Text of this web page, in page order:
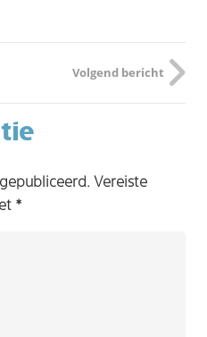
Volgend bericht
Vereiste
*